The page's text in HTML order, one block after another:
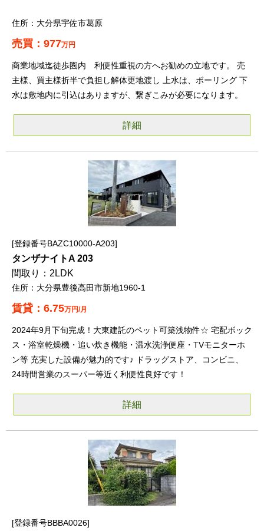
大分県宇佐市葛原
977万円
商業地域迄徒歩圏内 利便性重視の方へお勧めの立地です。 売
主様、買主様折半で負担し解体更地渡し 上水は、ボーリング 下
水は敷地内に引込はありますが、繋ぎこみが必要になります。
詳細
登録番号BAZC10000-A203
タンザナイトA 203
2LDK
大分県豊後高田市新地1960-1
6.75万円/月
2024年9月下旬完成！大東建託のペット可築浅物件☆ 宅配ボック
ス・浴室乾燥機・追い炊き機能・温水洗浄便座・TVモニターホ
ン等 充実した設備が魅力的です♪ ドラッグストア、コンビニ、
24時間営業のスーパー等近く利便性良好です！
詳細
登録番号BBBA0026